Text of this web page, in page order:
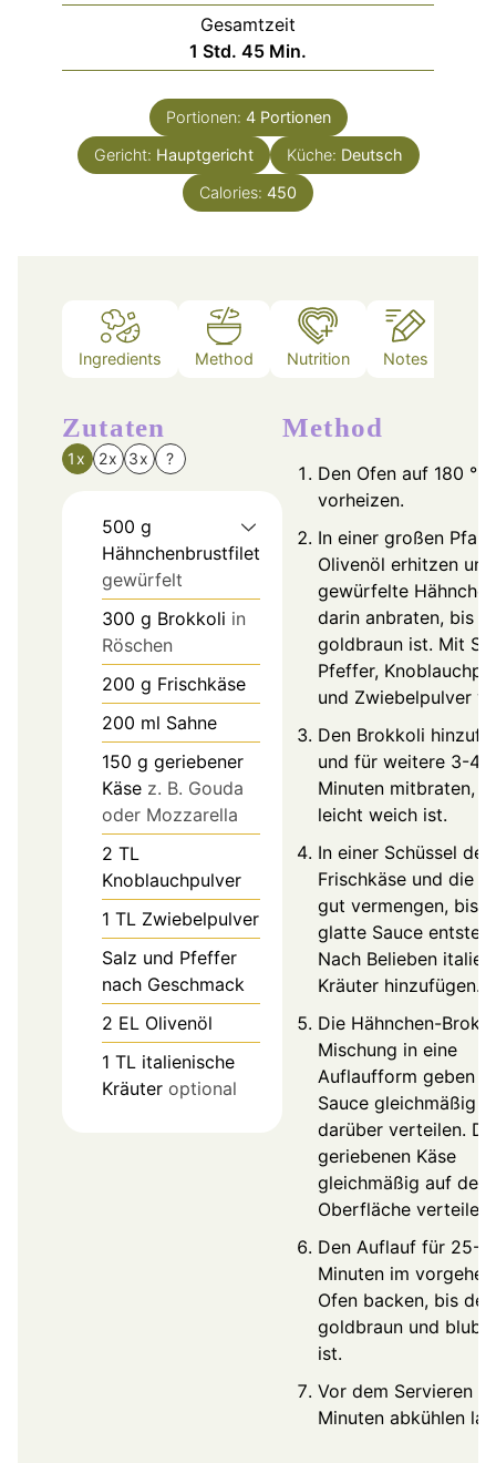
Gesamtzeit
1 Stunde
Std. 45Minuten
Min.
Portionen: 4 Portionen
Gericht: Hauptgericht Küche: Deutsch
Calories: 450
Ingredients Method Nutrition Notes
Zutaten
1x 2x 3x ?
500 g
Hähnchenbrustfilet
gewürfelt
300 g Brokkoli in
Röschen
200 g Frischkäse
200 ml Sahne
150 g geriebener
Käse z. B. Gouda
oder Mozzarella
2 TL
Knoblauchpulver
1 TL Zwiebelpulver
Salz und Pfeffer
nach Geschmack
2 EL Olivenöl
1 TL italienische
Kräuter optional
Method
Den Ofen auf 180 °C
vorheizen.
In einer großen
Olivenöl erhitzen
gewürfelte
darin anbraten, bis
goldbraun ist. Mit
Pfeffer,
und Zwiebelpulver
Den Brokkoli
und für weitere 3-4
Minuten mitbraten,
leicht weich ist.
In einer Schüssel den
Frischkäse und die
gut vermengen, bis
glatte Sauce
Nach Belieben
Kräuter hinzufügen.
Die Hähnchen-
Mischung in eine
Auflaufform geben
Sauce gleichmäßig
darüber verteilen.
geriebenen Käse
gleichmäßig auf der
Oberfläche verteilen.
Den Auflauf für 25-
Minuten im
Ofen backen, bis der
goldbraun und
ist.
Vor dem Servieren 5
Minuten abkühlen